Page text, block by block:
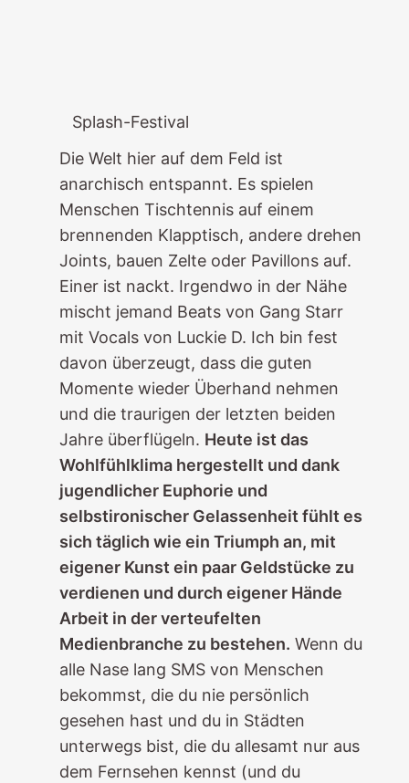
Splash-Festival
Die Welt hier auf dem Feld ist
anarchisch entspannt. Es spielen
Menschen Tischtennis auf einem
brennenden Klapptisch, andere drehen
Joints, bauen Zelte oder Pavillons auf.
Einer ist nackt. Irgendwo in der Nähe
mischt jemand Beats von Gang Starr
mit Vocals von Luckie D. Ich bin fest
davon überzeugt, dass die guten
Momente wieder Überhand nehmen
und die traurigen der letzten beiden
Jahre überflügeln. Heute ist das
Wohlfühlklima hergestellt und dank
jugendlicher Euphorie und
selbstironischer Gelassenheit fühlt es
sich täglich wie ein Triumph an, mit
eigener Kunst ein paar Geldstücke zu
verdienen und durch eigener Hände
Arbeit in der verteufelten
Medienbranche zu bestehen. Wenn du
alle Nase lang SMS von Menschen
bekommst, die du nie persönlich
gesehen hast und du in Städten
unterwegs bist, die du allesamt nur aus
dem Fernsehen kennst (und du